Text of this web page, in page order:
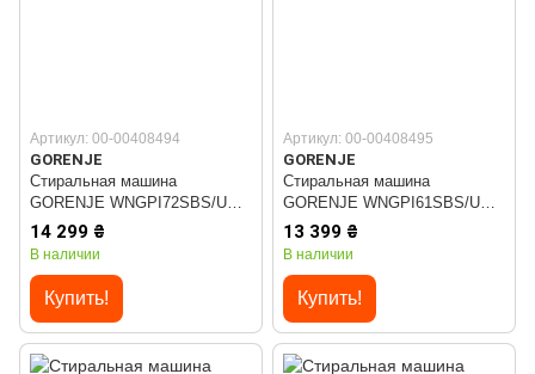
Артикул: 00-00408494
GORENJE
Стиральная машина
GORENJE WNGPI72SBS/UA
(WFG17012)
14 299 ₴
В наличии
Купить!
Артикул: 00-00408495
GORENJE
Стиральная машина
GORENJE WNGPI61SBS/UA
(WFG16010)
13 399 ₴
В наличии
Купить!